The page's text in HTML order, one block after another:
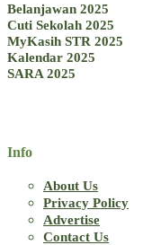
Belanjawan 2025
Cuti Sekolah 2025
MyKasih STR 2025
Kalendar 2025
SARA 2025
Info
About Us
Privacy Policy
Advertise
Contact Us